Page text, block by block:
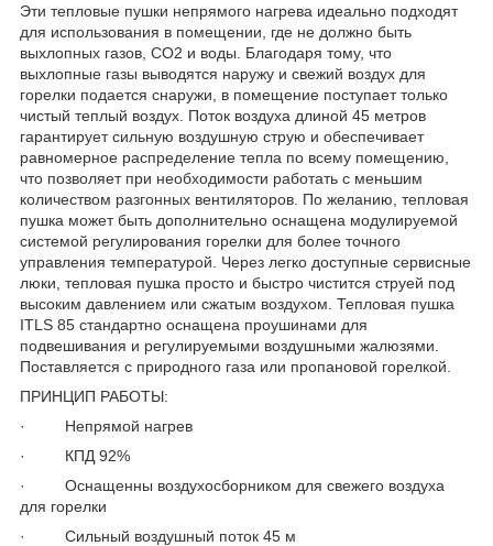
Эти тепловые пушки непрямого нагрева идеально подходят
для использования в помещении, где не должно быть
выхлопных газов, CO2 и воды. Благодаря тому, что
выхлопные газы выводятся наружу и свежий воздух для
горелки подается снаружи, в помещение поступает только
чистый теплый воздух. Поток воздуха длиной 45 метров
гарантирует сильную воздушную струю и обеспечивает
равномерное распределение тепла по всему помещению,
что позволяет при необходимости работать с меньшим
количеством разгонных вентиляторов. По желанию, тепловая
пушка может быть дополнительно оснащена модулируемой
системой регулирования горелки для более точного
управления температурой. Через легко доступные сервисные
люки, тепловая пушка просто и быстро чистится струей под
высоким давлением или сжатым воздухом. Тепловая пушка
ITLS 85 стандартно оснащена проушинами для
подвешивания и регулируемыми воздушными жалюзями.
Поставляется с природного газа или пропановой горелкой.
ПРИНЦИП РАБОТЫ:
· Непрямой нагрев
· КПД 92%
· Оснащенны воздухосборником для свежего воздуха
для горелки
· Сильный воздушный поток 45 м